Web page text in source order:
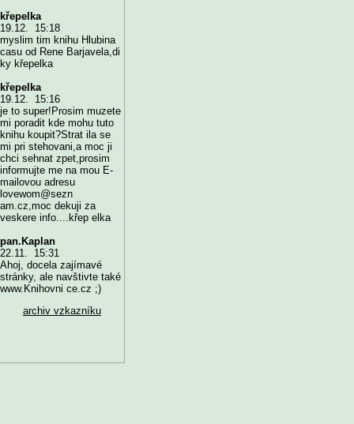
křepelka
19.12. 15:18
myslim tim knihu Hlubina
casu od Rene Barjavela,di
ky křepelka
křepelka
19.12. 15:16
je to super!Prosim muzete
mi poradit kde mohu tuto
knihu koupit?Strat ila se
mi pri stehovani,a moc ji
chci sehnat zpet,prosim
informujte me na mou E-
mailovou adresu
lovewom@sezn
am.cz,moc dekuji za
veskere info....křep elka
pan.Kaplan
22.11. 15:31
Ahoj, docela zajímavé
stránky, ale navštivte také
www.Knihovni ce.cz ;)
archiv vzkazníku